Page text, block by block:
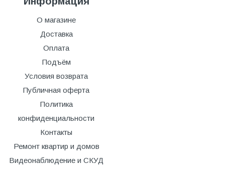
О магазине
Доставка
Оплата
Подъём
Условия возврата
Публичная оферта
Политика
конфиденциальности
Контакты
Ремонт квартир и домов
Видеонаблюдение и СКУД